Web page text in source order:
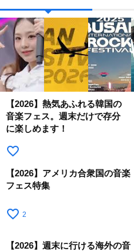
【2026】熱気あふれる韓国の
音楽フェス。週末だけで存分
に楽しめます！
favorite_border
【2026】アメリカ合衆国の音楽
フェス特集
favorite_border 2
【2026】週末に行ける海外の音